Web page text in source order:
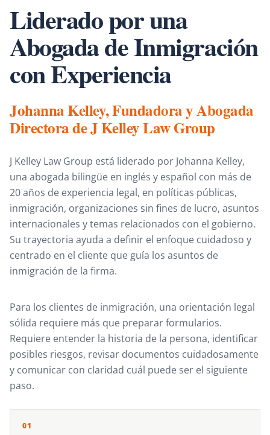
Liderado por una
Abogada de Inmigración
con Experiencia
Johanna Kelley, Fundadora y Abogada
Directora de J Kelley Law Group
J Kelley Law Group está liderado por Johanna Kelley,
una abogada bilingüe en inglés y español con más de
20 años de experiencia legal, en políticas públicas,
inmigración, organizaciones sin fines de lucro, asuntos
internacionales y temas relacionados con el gobierno.
Su trayectoria ayuda a definir el enfoque cuidadoso y
centrado en el cliente que guía los asuntos de
inmigración de la firma.
Para los clientes de inmigración, una orientación legal
sólida requiere más que preparar formularios.
Requiere entender la historia de la persona, identificar
posibles riesgos, revisar documentos cuidadosamente
y comunicar con claridad cuál puede ser el siguiente
paso.
01